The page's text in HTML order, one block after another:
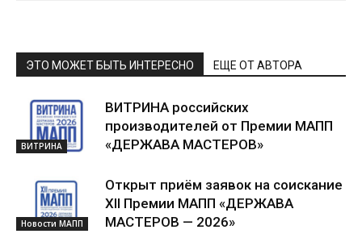
ЭТО МОЖЕТ БЫТЬ ИНТЕРЕСНО ЕЩЕ ОТ АВТОРА
ВИТРИНА
ВИТРИНА российских
производителей от Премии МАПП
«ДЕРЖАВА МАСТЕРОВ»
Новости МАПП
Открыт приём заявок на соискание
XII Премии МАПП «ДЕРЖАВА
МАСТЕРОВ — 2026»